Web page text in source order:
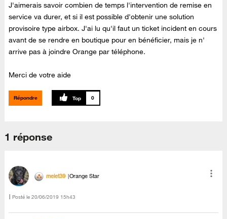
J'aimerais savoir combien de temps l'intervention de remise en
service va durer, et si il est possible d'obtenir une solution
provisoire type airbox. J'ai lu qu'il faut un ticket incident en cours
avant de se rendre en boutique pour en bénéficier, mais je n'
arrive pas à joindre Orange par téléphone.
Merci de votre aide
Répondre 0
1 réponse
melet39 Orange Star
Posté le ‎20/06/2019 15h43